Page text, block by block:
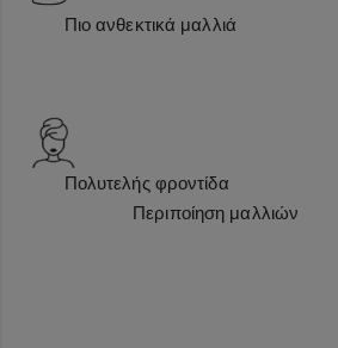
Πιο ανθεκτικά μαλλιά
Πολυτελής φροντίδα
Περιποίηση μαλλιών